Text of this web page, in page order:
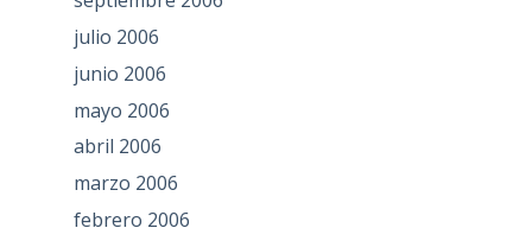
julio 2006
junio 2006
mayo 2006
abril 2006
marzo 2006
febrero 2006